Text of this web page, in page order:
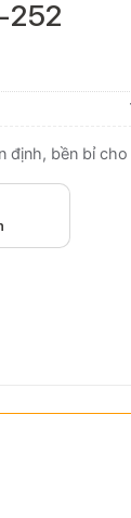
252
định, bền bỉ